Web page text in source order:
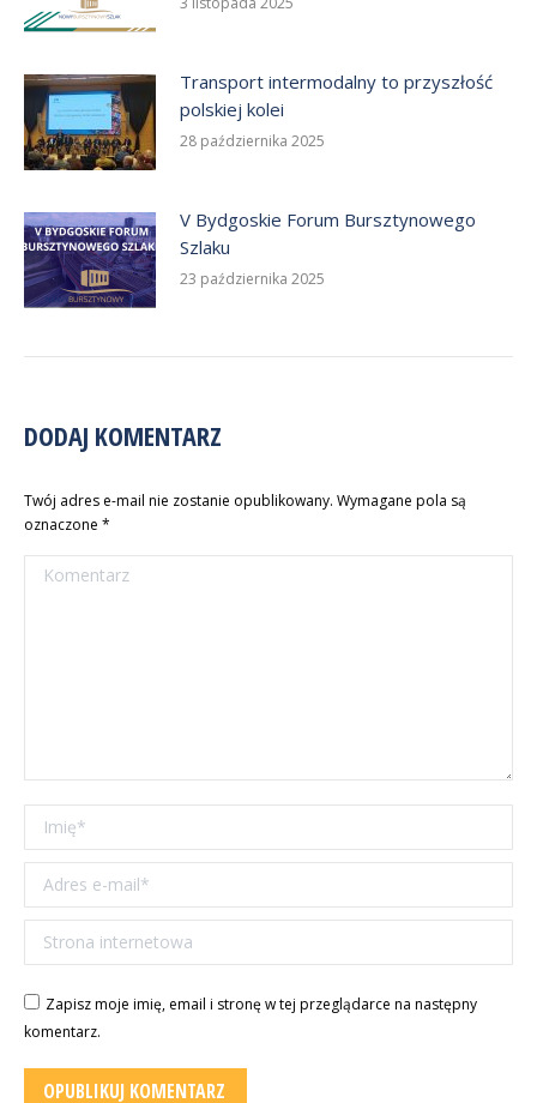
Transport intermodalny to przyszłość
polskiej kolei
28 października 2025
V Bydgoskie Forum Bursztynowego
Szlaku
23 października 2025
DODAJ KOMENTARZ
Twój adres e-mail nie zostanie opublikowany. Wymagane pola są
oznaczone *
Komentarz
Imię *
Adres e-mail *
Strona internetowa
Zapisz moje imię, email i stronę w tej przeglądarce na następny
komentarz.
OPUBLIKUJ KOMENTARZ